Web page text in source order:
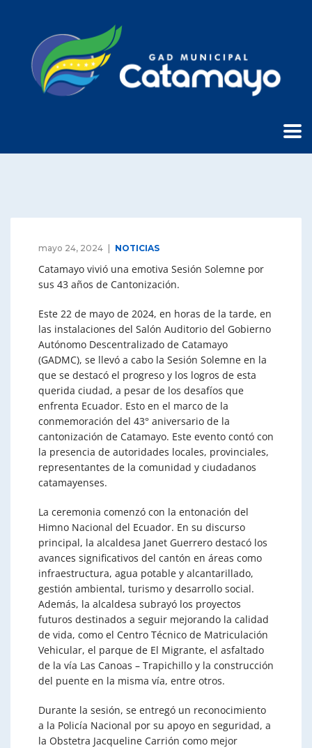
mayo 24, 2024 NOTICIAS
Catamayo vivió una emotiva Sesión Solemne por
sus 43 años de Cantonización.
Este 22 de mayo de 2024, en horas de la tarde, en
las instalaciones del Salón Auditorio del Gobierno
Autónomo Descentralizado de Catamayo
(GADMC), se llevó a cabo la Sesión Solemne en la
que se destacó el progreso y los logros de esta
querida ciudad, a pesar de los desafíos que
enfrenta Ecuador. Esto en el marco de la
conmemoración del 43° aniversario de la
cantonización de Catamayo. Este evento contó con
la presencia de autoridades locales, provinciales,
representantes de la comunidad y ciudadanos
catamayenses.
La ceremonia comenzó con la entonación del
Himno Nacional del Ecuador. En su discurso
principal, la alcaldesa Janet Guerrero destacó los
avances significativos del cantón en áreas como
infraestructura, agua potable y alcantarillado,
gestión ambiental, turismo y desarrollo social.
Además, la alcaldesa subrayó los proyectos
futuros destinados a seguir mejorando la calidad
de vida, como el Centro Técnico de Matriculación
Vehicular, el parque de El Migrante, el asfaltado
de la vía Las Canoas – Trapichillo y la construcción
del puente en la misma vía, entre otros.
Durante la sesión, se entregó un reconocimiento
a la Policía Nacional por su apoyo en seguridad, a
la Obstetra Jacqueline Carrión como mejor